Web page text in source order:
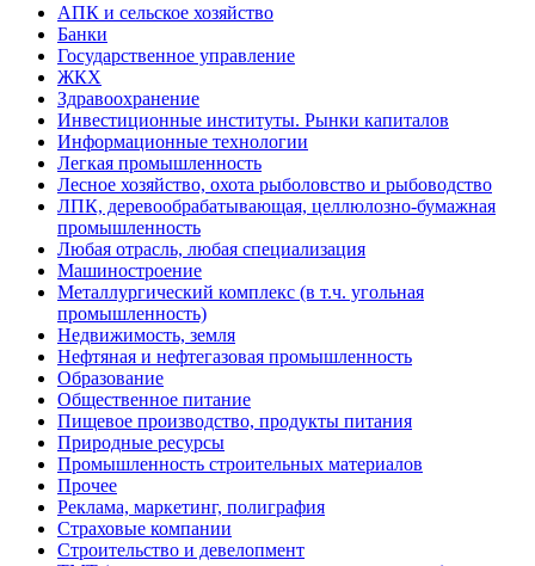
АПК и сельское хозяйство
Банки
Государственное управление
ЖКХ
Здравоохранение
Инвестиционные институты. Рынки капиталов
Информационные технологии
Легкая промышленность
Лесное хозяйство, охота рыболовство и рыбоводство
ЛПК, деревообрабатывающая, целлюлозно-бумажная
промышленность
Любая отрасль, любая специализация
Машиностроение
Металлургический комплекс (в т.ч. угольная
промышленность)
Недвижимость, земля
Нефтяная и нефтегазовая промышленность
Образование
Общественное питание
Пищевое производство, продукты питания
Природные ресурсы
Промышленность строительных материалов
Прочее
Реклама, маркетинг, полиграфия
Страховые компании
Строительство и девелопмент